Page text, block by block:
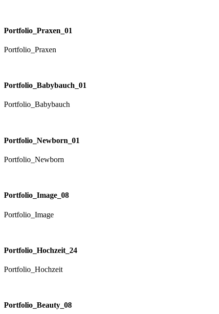
Portfolio_Praxen_01
Portfolio_Praxen
Portfolio_Babybauch_01
Portfolio_Babybauch
Portfolio_Newborn_01
Portfolio_Newborn
Portfolio_Image_08
Portfolio_Image
Portfolio_Hochzeit_24
Portfolio_Hochzeit
Portfolio_Beauty_08